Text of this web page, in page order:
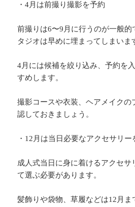
・4月は前撮り撮影を予約
前撮りは6〜9月に行うのが一般的
タジオは早めに埋まってしまいま
4月には候補を絞り込み、予約を
すめします。
撮影コースや衣装、ヘアメイクの
認しておきましょう。
・12月は当日必要なアクセサリー
成人式当日に身に着けるアクセサ
て選ぶ必要があります。
髪飾りや袋物、草履などは12月ま